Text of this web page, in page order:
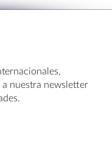
música y
prácticos para
nuestra newsletter